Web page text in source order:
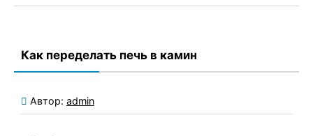
Как переделать печь в камин
Автор: admin